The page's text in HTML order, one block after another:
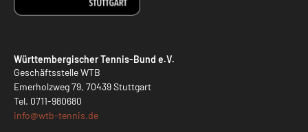
Württembergischer Tennis-Bund e.V.
Geschäftsstelle WTB
Emerholzweg 79, 70439 Stuttgart
Tel. 0711-980680
info@wtb-tennis.de